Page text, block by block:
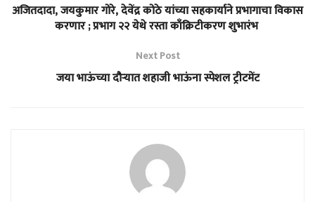
अजितदादा, जयकुमार गोरे, देवेंद्र कोठे यांच्या सहकार्याने प्रभागाचा विकास
करणार ; प्रभाग २२ येथे रस्ता काँक्रिटीकरण शुभारंभ
Next Post
जया भाऊंच्या दौऱ्यात शहाजी भाऊंना स्पेशल ट्रीटमेंट